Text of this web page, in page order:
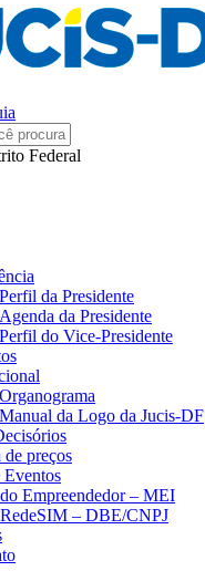
Perfil da Presidente
Agenda da Presidente
Perfil do Vice-Presidente
Organograma
Manual da Logo da Jucis-DF
de preços
Eventos
Empreendedor – MEI
– DBE/CNPJ